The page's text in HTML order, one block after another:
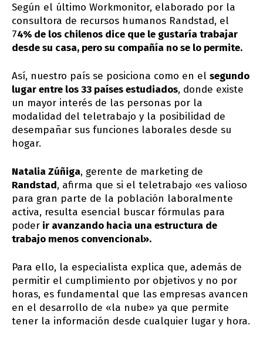
Según el último Workmonitor, elaborado por la
consultora de recursos humanos Randstad, el
74% de los chilenos dice que le gustaría trabajar
desde su casa, pero su compañía no se lo permite.
Así, nuestro país se posiciona como en el segundo
lugar entre los 33 países estudiados, donde existe
un mayor interés de las personas por la
modalidad del teletrabajo y la posibilidad de
desempañar sus funciones laborales desde su
hogar.
Natalia Zúñiga, gerente de marketing de
Randstad, afirma que si el teletrabajo «es valioso
para gran parte de la población laboralmente
activa, resulta esencial buscar fórmulas para
poder ir avanzando hacia una estructura de
trabajo menos convencional».
Para ello, la especialista explica que, además de
permitir el cumplimiento por objetivos y no por
horas, es fundamental que las empresas avancen
en el desarrollo de «la nube» ya que permite
tener la información desde cualquier lugar y hora.